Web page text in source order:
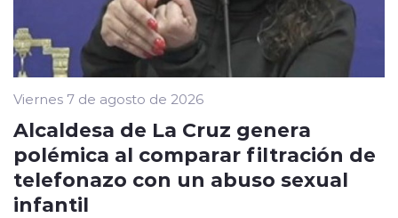
Viernes 7 de agosto de 2026
Alcaldesa de La Cruz genera
polémica al comparar filtración de
telefonazo con un abuso sexual
infantil